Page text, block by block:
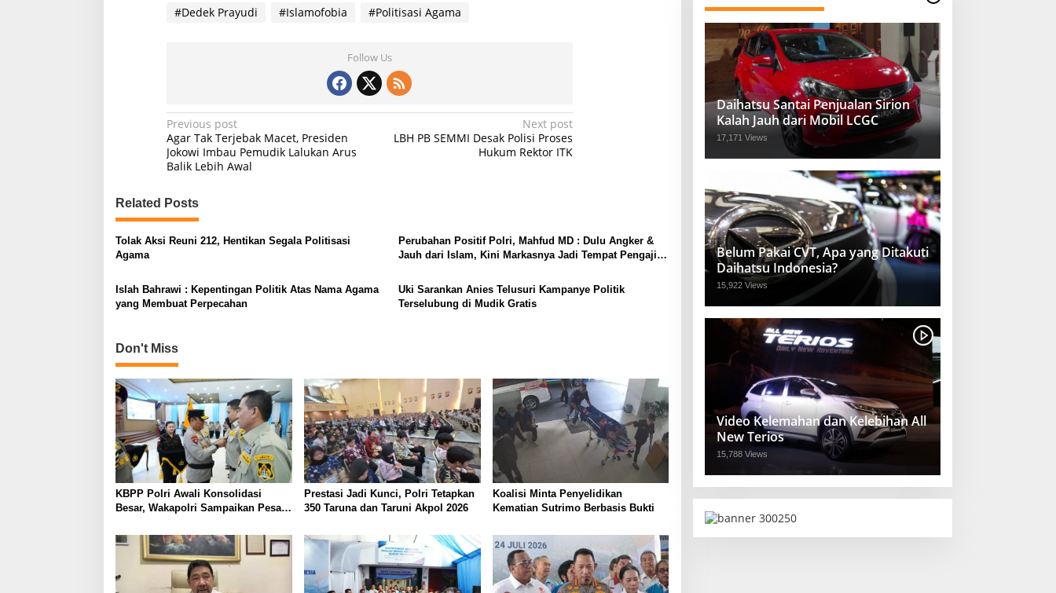
#Dedek Prayudi #Islamofobia #Politisasi Agama
Follow Us
P
o
s
t
n
a
i
g
t
i
o
n
Previous post
Agar Tak Terjebak Macet, Presiden
Jokowi Imbau Pemudik Lalukan Arus
Balik Lebih Awal
Next post
LBH PB SEMMI Desak Polisi Proses
Hukum Rektor ITK
Related Posts
Tolak Aksi Reuni 212, Hentikan Segala Politisasi
Agama
Perubahan Positif Polri, Mahfud MD : Dulu Angker &
Jauh dari Islam, Kini Markasnya Jadi Tempat Pengajian
Islah Bahrawi : Kepentingan Politik Atas Nama Agama
yang Membuat Perpecahan
Uki Sarankan Anies Telusuri Kampanye Politik
Terselubung di Mudik Gratis
Don't Miss
KBPP Polri Awali Konsolidasi
Besar, Wakapolri Sampaikan Pesan
Prestasi Jadi Kunci, Polri Tetapkan
350 Taruna dan Taruni Akpol 2026
Koalisi Minta Penyelidikan
Kematian Sutrimo Berbasis Bukti
Daihatsu Santai Penjualan Sirion
Kalah Jauh dari Mobil LCGC
17,171 Views
Belum Pakai CVT, Apa yang Ditakuti
Daihatsu Indonesia?
15,922 Views
Video Kelemahan dan Kelebihan All
New Terios
15,788 Views